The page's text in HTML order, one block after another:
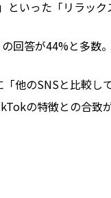
といった「リラッ
回答が44%と多数
他のSNSと比較
の特徴との合致